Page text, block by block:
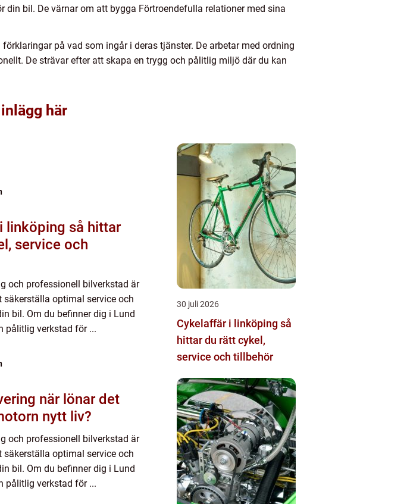
bil. De värnar om att bygga Förtroendefulla relationer med sina
på vad som ingår i deras tjänster. De arbetar med ordning
De strävar efter att skapa en trygg och pålitlig miljö där du kan
här
så hittar
service och
och professionell bilverkstad är
säkerställa optimal service och
bil. Om du befinner dig i Lund
pålitlig verkstad för ...
lönar det
nytt liv?
och professionell bilverkstad är
säkerställa optimal service och
bil. Om du befinner dig i Lund
pålitlig verkstad för ...
30 juli 2026
Cykelaffär i linköping så
hittar du rätt cykel,
service och tillbehör